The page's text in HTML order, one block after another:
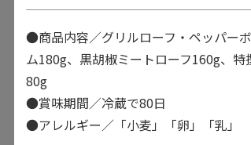
●商品内容／グリルローフ・ペッパー
ム180g、黒胡椒ミートローフ160g、特
80g
●賞味期間／冷蔵で80日
●アレルギー／「小麦」「卵」「乳」